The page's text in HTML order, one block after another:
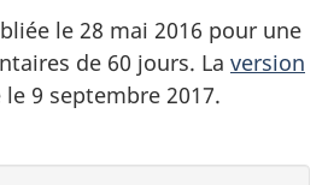
le 28 mai 2016 pour une
de 60 jours. La version
9 septembre 2017.